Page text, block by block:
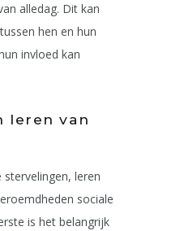
alledag. Dit kan
hen en hun
invloed kan
leren van
leren
sociale
is het belangrijk